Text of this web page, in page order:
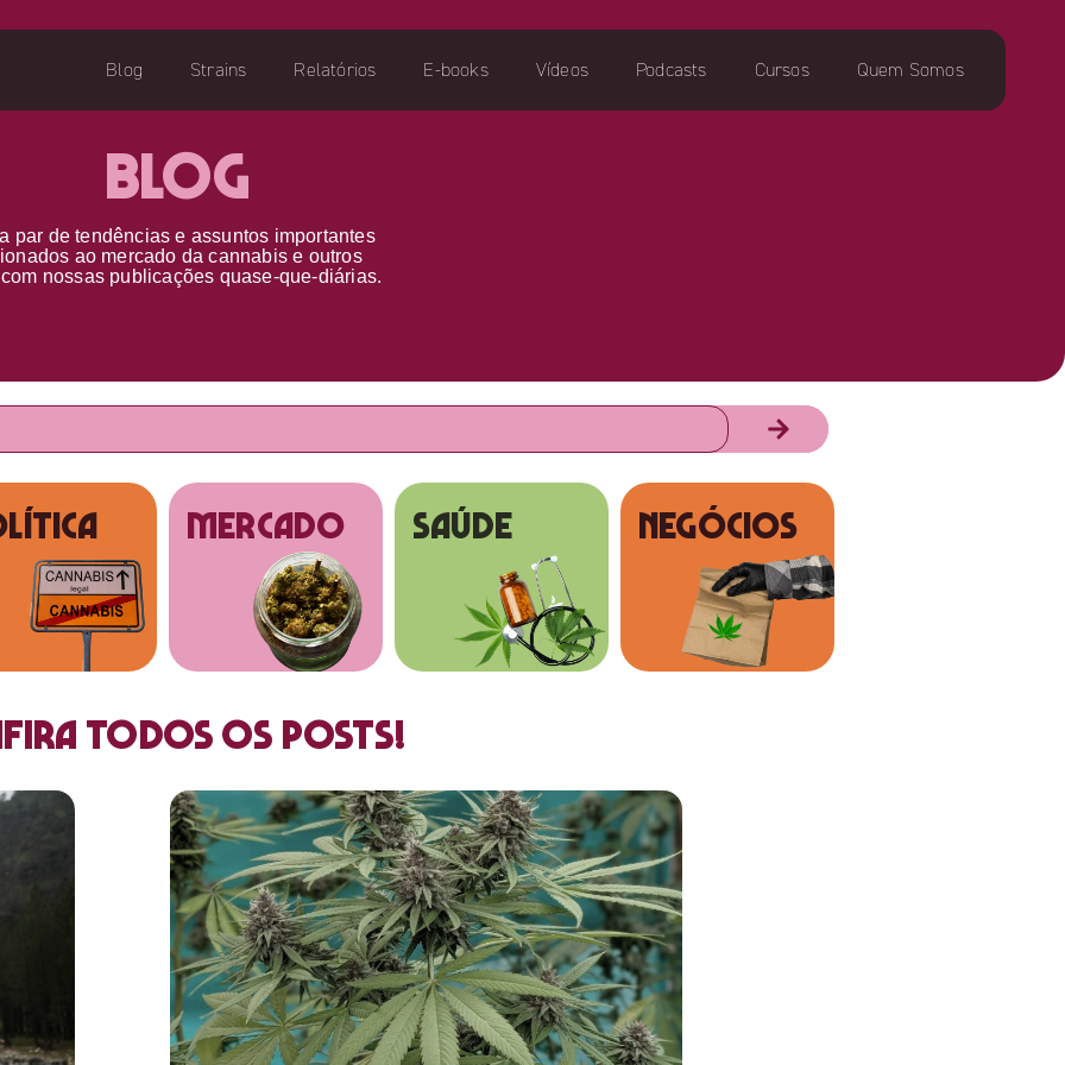
Blog Strains Relatórios E-books Vídeos Podcasts Cursos Quem Somos
Blog
par detendências e assuntos importantes
ao mercado da cannabis e outros
com nossas publicações quase-que-diárias.
MERCADO SAÚDE NEGÓCIOS
todos os posts!